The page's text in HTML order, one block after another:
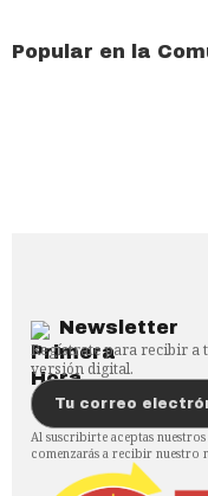
Popular en la
Newsletter
Regístrate para recibir a
versión digital.
Al suscribirte aceptas nuestros
comenzarás a recibir nuestro